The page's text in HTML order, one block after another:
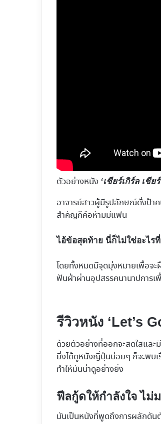
ตัวอย่างหนัง ‘เชียร์เกิร์ล เชียร์
อาจารย์สาวผู้มีรูปลักษณ์ดั่งป้าค
สำคัญก็คือห้ามมีแฟน
ไอ้ข้อสุดท้าย นี่ก็ไม่ใช่อะไร
โดยทั้งหมดมีจุดมุ่งหมายเพื่อจะ
ฟันฝ่าผ่านอุปสรรคนานาปการเ
รีวิวหนัง ‘Let’s
ด้วยตัวอย่างที่ออกจะสดใสและ
ยิ่งได้ดูหนังญี่ปุ่นบ่อยๆ ก็จะพบเ
ทำให้มันน่าดูอย่างยิ่ง
ฟีลกู้ดให้กำลังใจ ไม่
มันเป็นหนังที่พูดถึงการผลักดันตั